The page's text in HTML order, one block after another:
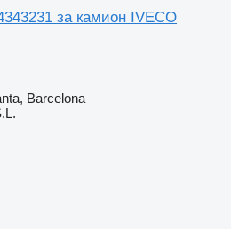
за камион IVECO
Barcelona